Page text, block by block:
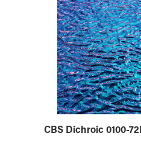
CBS Dichroic 0100-